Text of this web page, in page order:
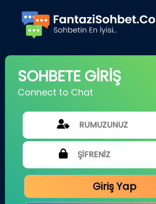
SOHBETE GİRİŞ
Connect to Chat
Giriş Yap